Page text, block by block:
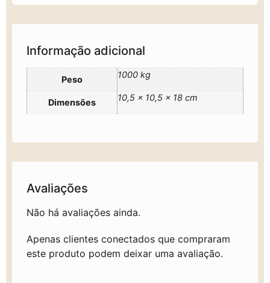
Informação adicional
Peso 1000 kg
Dimensões 10,5 × 10,5 × 18 cm
Avaliações
Não há avaliações ainda.
Apenas clientes conectados que compraram
este produto podem deixar uma avaliação.